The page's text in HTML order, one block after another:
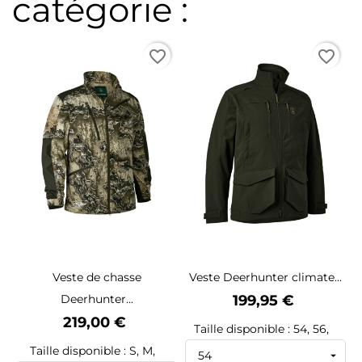
catégorie :
Veste de chasse
Deerhunter...
Prix
219,00 €
Taille disponible : S, M,
favorite_border
Veste Deerhunter climate...
Prix
199,95 €
Taille disponible : 54, 56,
favorite_border